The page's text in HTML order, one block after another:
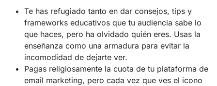
Te has refugiado tanto en dar consejos, tips y
frameworks educativos que tu audiencia sabe lo
que haces, pero ha olvidado quién eres. Usas la
enseñanza como una armadura para evitar la
incomodidad de dejarte ver.
Pagas religiosamente la cuota de tu plataforma de
email marketing, pero cada vez que ves el icono